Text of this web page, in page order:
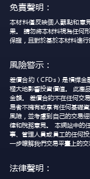
免責聲明：
本材料僅反映個人觀點和意
果。 請勿將本材料視為任何
保證，且對於基於本材料進
風險警示：
差價合約（CFDs）是槓桿
極大地影響投資價值。 此產
金額。 差價合約不在任何交
易者不擁有或享有任何基礎
風險，並考慮到自己的交易
律和稅務意見。 本網站中的
事、管理人員或員工的任何
一步瞭解我們交易平臺上的交
法律聲明：